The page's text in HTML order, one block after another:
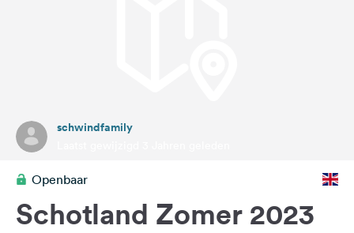
Feedback
Taal:
schwindfamily
Openbaar
Schotland Zomer 2023